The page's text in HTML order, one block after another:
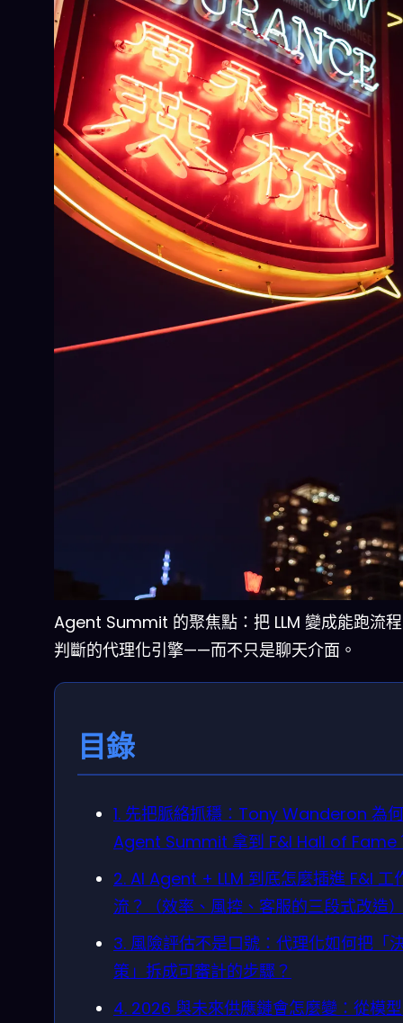
Agent Summit 的聚焦點：把 LLM 變成能跑流
判斷的代理化引擎——而不只是聊天介面。
目錄
1. 先把脈絡抓穩：Tony Wanderon 為
Agent Summit 拿到 F&I Hall of Fame
2. AI Agent + LLM 到底怎麼插進 F&I 工
流？（效率、風控、客服的三段式改造
3. 風險評估不是口號：代理化如何把「
策」拆成可審計的步驟？
4. 2026 與未來供應鏈會怎麼變：從模